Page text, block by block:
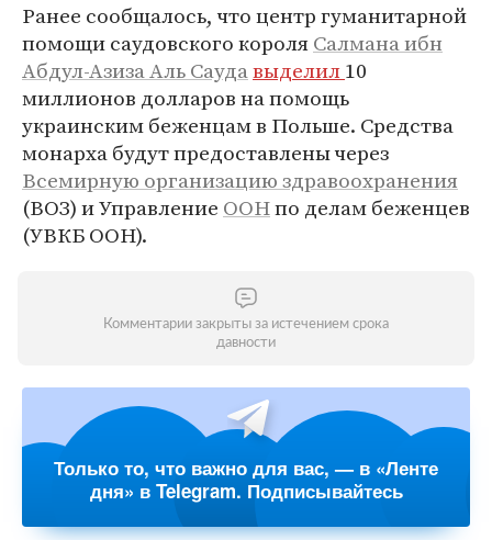
Ранее сообщалось, что центр гуманитарной
помощи саудовского короляСалмана ибн
Абдул-Азиза Аль Саудавыделил10
миллионов долларов на помощь
украинским беженцам в Польше. Средства
монарха будут предоставлены через
Всемирную организацию здравоохранения
(ВОЗ) и Управление ООНпо делам беженцев
(УВКБ ООН).
Комментарии закрыты за истечением срока
давности
Только то, что важно для вас, — в «Ленте
дня» в Telegram. Подписывайтесь